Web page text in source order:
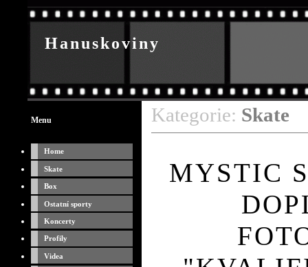
Hanuskoviny
Menu
Home
Skate
Box
Ostatní sporty
Koncerty
Profily
Videa
Kategorie: Skate
MYSTIC